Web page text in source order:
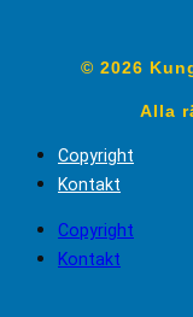
© 2026
Alla
Copyright
Kontakt
Copyright
Kontakt